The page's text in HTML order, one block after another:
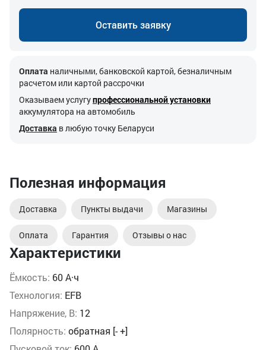
Характеристики
Ёмкость: 60 А·ч
Технология: EFB
Напряжение, В: 12
Полярность: обратная [- +]
Оставить заявку
Оплата наличными, банковской картой, безналичным
расчетом или картой рассрочки
Оказываем услугупрофессиональной установки
аккумулятора на автомобиль
Доставка в любую точку Беларуси
Полезная информация
Доставка Пункты выдачи Магазины
Оплата Гарантия Отзывы о нас